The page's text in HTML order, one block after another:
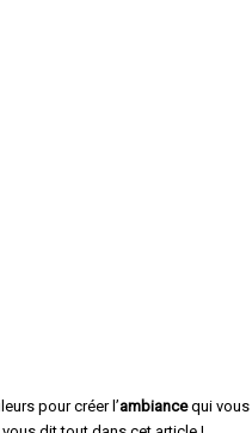
pour créer l’ambiancequi